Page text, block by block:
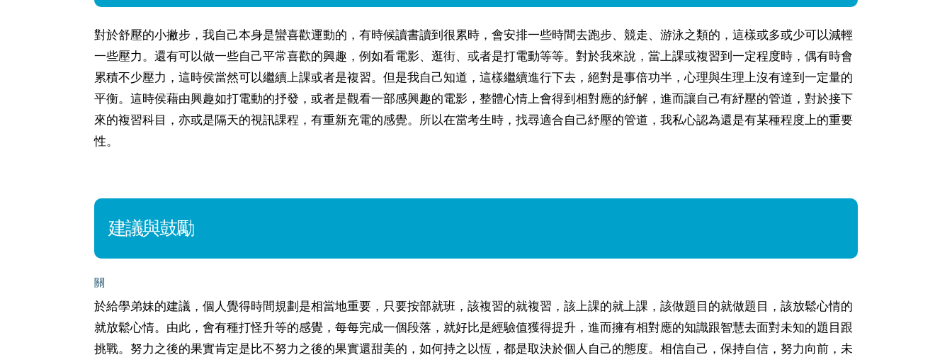
對於舒壓的小撇步，我自己本身是蠻喜歡運動的，有時候讀書讀到很累時，會安排一些時間去跑步、競走、游泳之類的，這樣或多或少可以減輕
一些壓力。還有可以做一些自己平常喜歡的興趣，例如看電影、逛街、或者是打電動等等。對於我來說，當上課或複習到一定程度時，偶有時會
累積不少壓力，這時侯當然可以繼續上課或者是複習。但是我自己知道，這樣繼續進行下去，絕對是事倍功半，心理與生理上沒有達到一定量的
平衡。這時侯藉由興趣如打電動的抒發，或者是觀看一部感興趣的電影，整體心情上會得到相對應的紓解，進而讓自己有紓壓的管道，對於接下
來的複習科目，亦或是隔天的視訊課程，有重新充電的感覺。所以在當考生時，找尋適合自己紓壓的管道，我私心認為還是有某種程度上的重要
性。
建議與鼓勵
關
於給學弟妹的建議，個人覺得時間規劃是相當地重要，只要按部就班，該複習的就複習，該上課的就上課，該做題目的就做題目，該放鬆心情的
就放鬆心情。由此，會有種打怪升等的感覺，每每完成一個段落，就好比是經驗值獲得提升，進而擁有相對應的知識跟智慧去面對未知的題目跟
挑戰。努力之後的果實肯定是比不努力之後的果實還甜美的，如何持之以恆，都是取決於個人自己的態度。相信自己，保持自信，努力向前，未